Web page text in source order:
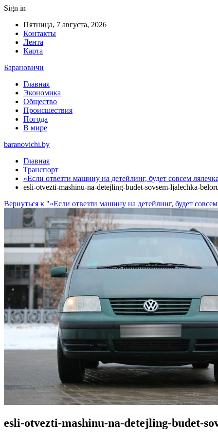
Sign in
Пятница, 7 августа, 2026
Контакты
Лента
Карта
Барановичи
Главная
Экономика
Общество
Происшествия
Погода
В мире
baranovichi.by
Главная
Транспорт
«Если отвезти машину на детейлинг, будет совсем
esli-otvezti-mashinu-na-detejling-budet-sovsem-ljalechka-
Вернуться к "«Если отвезти машину на детейлинг, будет
esli-otvezti-mashinu-na-detejling-budet-